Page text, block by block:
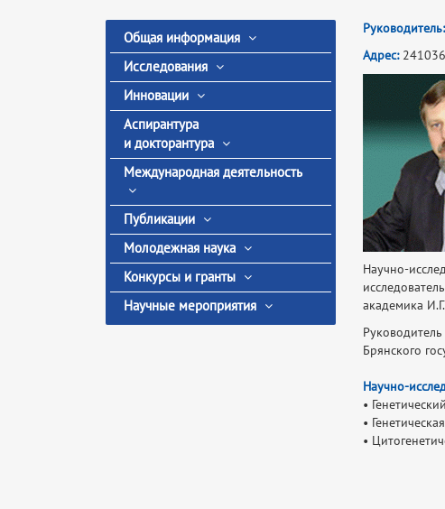
Общая информация
Исследования
Инновации
Аспирантура
и докторантура
Международная деятельность
Публикации
Молодежная наука
Конкурсы и гранты
Научные мероприятия
Руководитель:
Адрес:
Научно-
академика
Брянского
Научно-
•
•
•